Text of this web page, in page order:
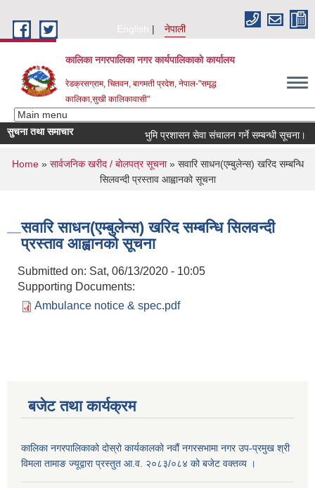
English
नेपाली
कालिका नगरपालिका नगर कार्यपालिकाकाे कार्यालय
रेडक्रसग्राम, चितवन, बागमती प्रदेश, नेपाल-"समृद्ध
कालिका,सुखी कालिकावासी"
सुचना तथा समाचार भुमि प्रशासन सेवा संचालन गर्ने सम्बन्धी सूचना।
You are here
Home» सार्वजनिक खरीद / बाेलपत्र सूचना» सवारि साधन(एम्बुलेन्स) खरिद सम्बन्धि
सिलवन्दी प्रस्ताव आह्वानको सूचना
सवारि साधन(एम्बुलेन्स) खरिद सम्बन्धि सिलवन्दी
प्रस्ताव आह्वानको सूचना
Submitted on: Sat, 06/13/2020 - 10:05
Supporting Documents:
Ambulance notice & spec.pdf
बजेट तथा कार्यक्रम
कालिका नगरपालिकाको दोस्रो कार्यकालको नवौं नगरसभामा नगर उप-प्रमुख श्री
विमला तामाङ ज्यूद्वारा प्रस्तुत आ.व. २०८३/०८४ को बजेट वक्तव्य ।